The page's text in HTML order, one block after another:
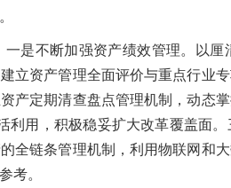
一是不断加强资产绩效管理。以
立资产管理全面评价与重点行业
产定期清查盘点管理机制，动态
利用，积极稳妥扩大改革覆盖面
全链条管理机制，利用物联网和
考。